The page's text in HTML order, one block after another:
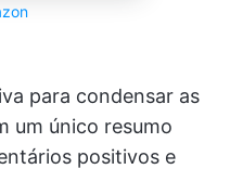
para condensar as
um único resumo
positivos e